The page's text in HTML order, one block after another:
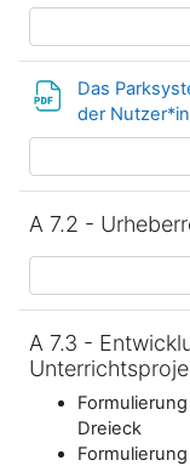
Das
der
A 7.2 -
A 7.3 -
Dreieck